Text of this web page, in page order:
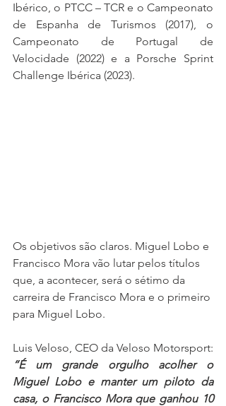
Ibérico, o PTCC – TCR e o Campeonato
de Espanha de Turismos (2017), o
Campeonato de Portugal de
Velocidade (2022) e a Porsche Sprint
Challenge Ibérica (2023).
Os objetivos são claros. Miguel Lobo e
Francisco Mora vão lutar pelos títulos
que, a acontecer, será o sétimo da
carreira de Francisco Mora e o primeiro
para Miguel Lobo.
“É um grande orgulho acolher o
Miguel Lobo e manter um piloto da
casa, o Francisco Mora que ganhou 10